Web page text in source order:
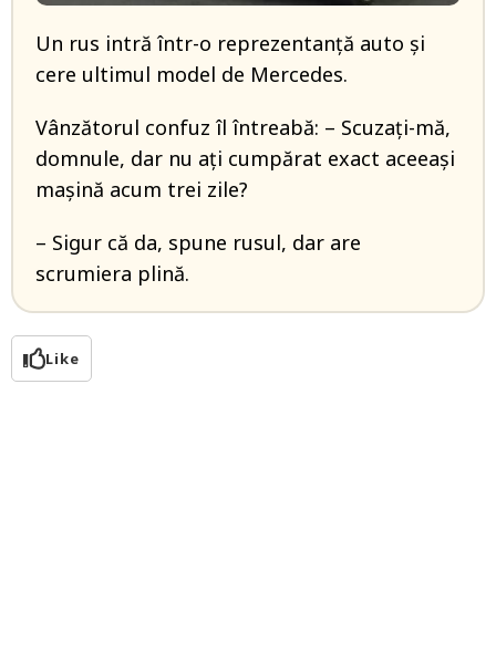
Un rus intră într-o reprezentanţă auto şi
cere ultimul model de Mercedes.
Vânzătorul confuz îl întreabă: – Scuzaţi-mă,
domnule, dar nu aţi cumpărat exact aceeaşi
maşină acum trei zile?
– Sigur că da, spune rusul, dar are
scrumiera plină.
Like